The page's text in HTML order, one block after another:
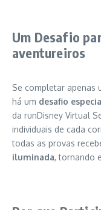
Um Desafio
aventureiros
Se completar apenas
há um desafio
da runDisney Virtual
individuais de cada
todas as provas
iluminada, tornando